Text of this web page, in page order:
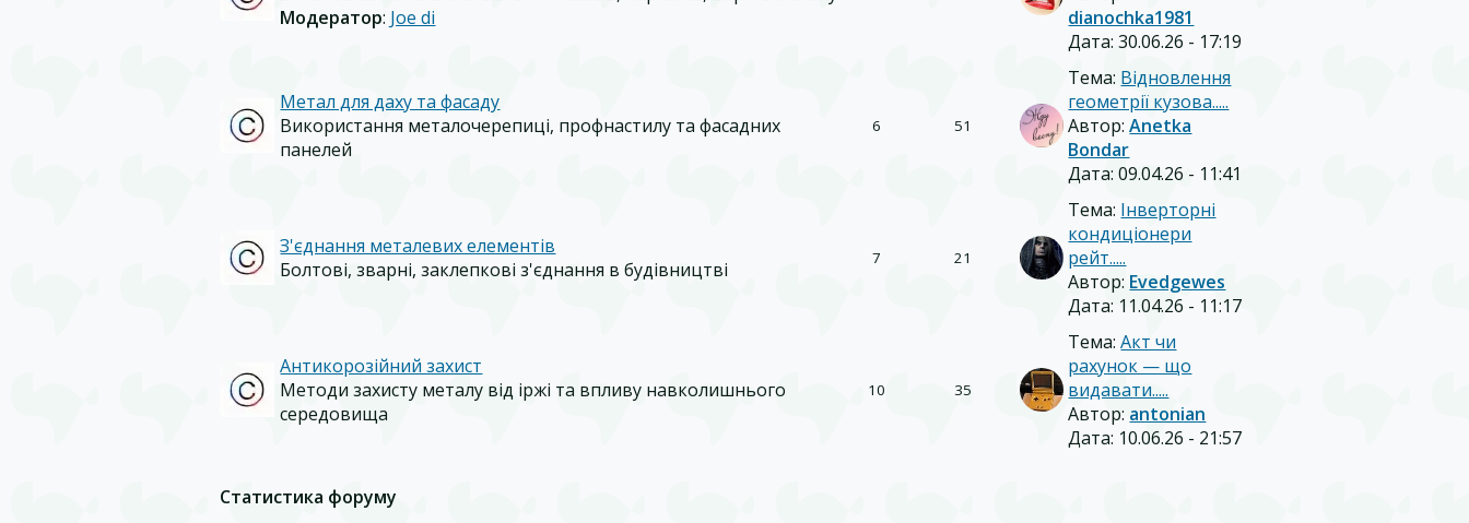
Модератор: Joe di
dianochka1981
Дата: 30.06.26 - 17:19
Метал для даху та фасаду
Використання металочерепиці, профнастилу та фасадних
панелей
6 51
Тема: Відновлення
геометрії кузова.....
Автор:Anetka
Bondar
Дата: 09.04.26 - 11:41
З'єднання металевих елементів
Болтові, зварні, заклепкові з'єднання в будівництві
7 21
Тема: Інверторні
кондиціонери
рейт.....
Автор: Evedgewes
Дата: 11.04.26 - 11:17
Антикорозійний захист
Методи захисту металу від іржі та впливу навколишнього
середовища
10 35
Тема:Акт чи
рахунок — що
видавати.....
Автор: antonian
Дата: 10.06.26 - 21:57
Статистика форуму